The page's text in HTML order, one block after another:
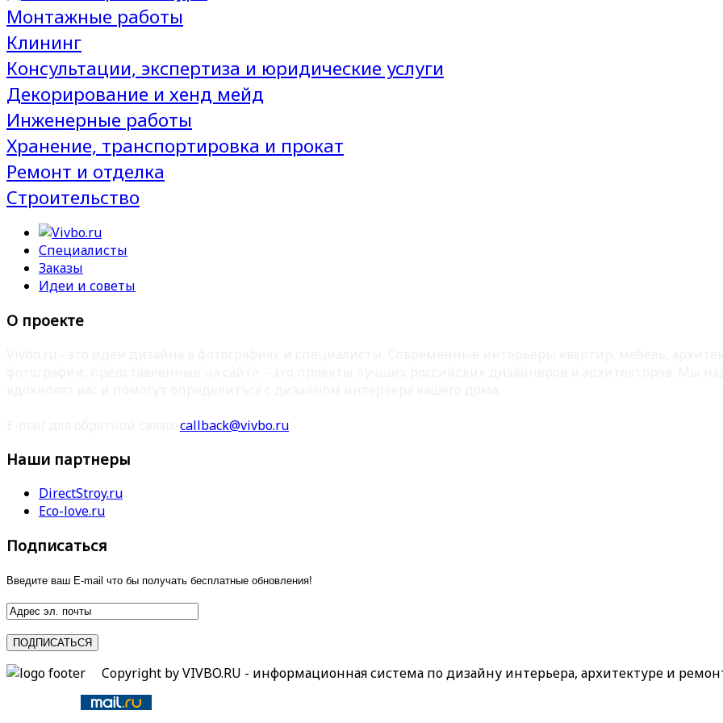
Монтажные работы
Клининг
Консультации, экспертиза и юридические услуги
Декорирование и хенд мейд
Инженерные работы
Хранение, транспортировка и прокат
Ремонт и отделка
Строительство
Специалисты
Заказы
Идеи и советы
О проекте
callback@vivbo.ru
Наши партнеры
DirectStroy.ru
Eco-love.ru
Подписаться
Введите ваш E-mail что бы получать бесплатные обновления!
Copyright by VIVBO.RU - информационная система по дизайну интерьера, архитектуре и